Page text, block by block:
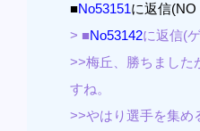
■No53151に返信
> ■No53142に返信(
>>梅丘、勝ちました
すね。
>>やはり選手を集め